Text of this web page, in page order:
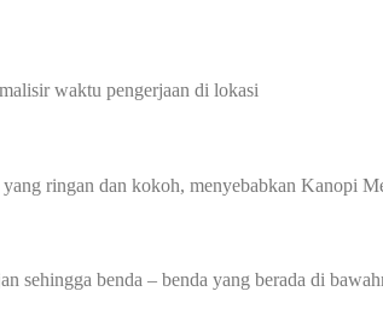
waktu pengerjaan di lokasi
ringan dan kokoh, menyebabkan Kanopi
sehingga benda – benda yang berada di